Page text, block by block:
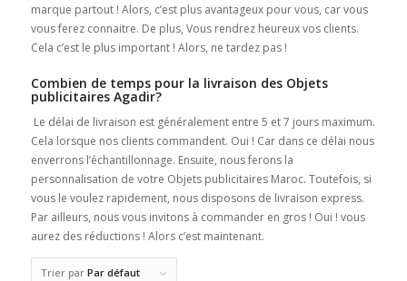
marque partout ! Alors, c’est plus avantageux pour vous, car vous
vous ferez connaitre. De plus, Vous rendrez heureux vos clients.
Cela c’est le plus important ! Alors, ne tardez pas !
Combien de temps pour la livraison des Objets
publicitaires Agadir?
Le délai de livraison est généralement entre 5 et 7 jours maximum.
Cela lorsque nos clients commandent. Oui ! Car dans ce délai nous
enverrons l’échantillonnage. Ensuite, nous ferons la
personnalisation de votre Objets publicitaires Maroc. Toutefois, si
vous le voulez rapidement, nous disposons de livraison express.
Par ailleurs, nous vous invitons à commander en gros ! Oui ! vous
aurez des réductions ! Alors c’est maintenant.
Trier par Par défaut